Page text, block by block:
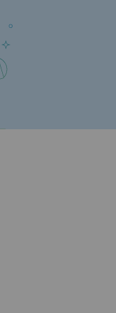
territoires
les